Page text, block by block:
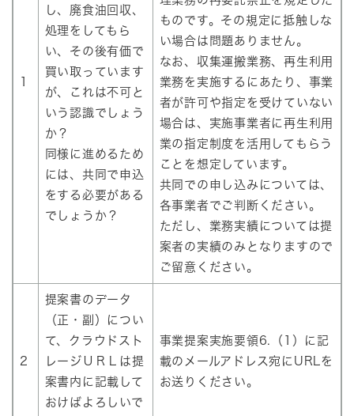
し、廃食油回収、
処理をしてもら
い、その後有価で
買い取っています
が、これは不可と
いう認識でしょう
か？
同様に進めるため
には、共同で申込
をする必要がある
でしょうか？
ものです。その規定に抵触しな
い場合は問題ありません。
なお、収集運搬業務、再生利用
業務を実施するにあたり、事業
者が許可や指定を受けていない
場合は、実施事業者に再生利用
業の指定制度を活用してもらう
ことを想定しています。
共同での申し込みについては、
各事業者でご判断ください。
ただし、業務実績については提
案者の実績のみとなりますので
ご留意ください。
2
提案書のデータ
（正・副）につい
て、クラウドスト
レージＵＲＬは提
案書内に記載して
おけばよろしいで
事業提案実施要領6.（1）に記
載のメールアドレス宛にURLを
お送りください。